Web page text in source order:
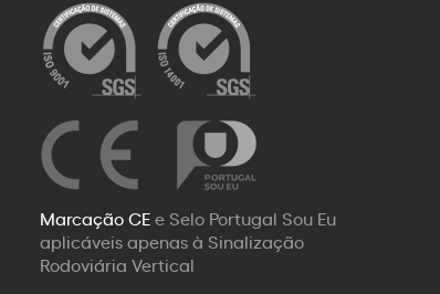
Marcação CEe Selo Portugal Sou Eu
aplicáveis apenas à Sinalização
Rodoviária Vertical